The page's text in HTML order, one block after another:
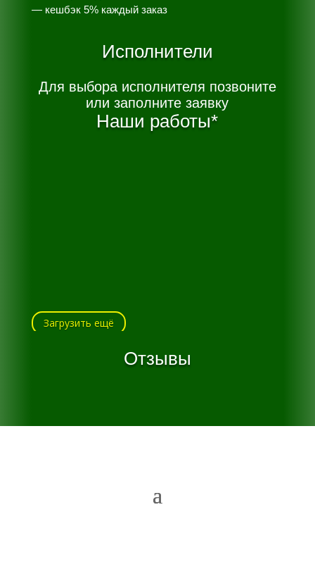
— кешбэк 5% каждый заказ
Исполнители
Для выбора исполнителя позвоните
или заполните заявку
Наши работы*
Загрузить ещё
Отзывы